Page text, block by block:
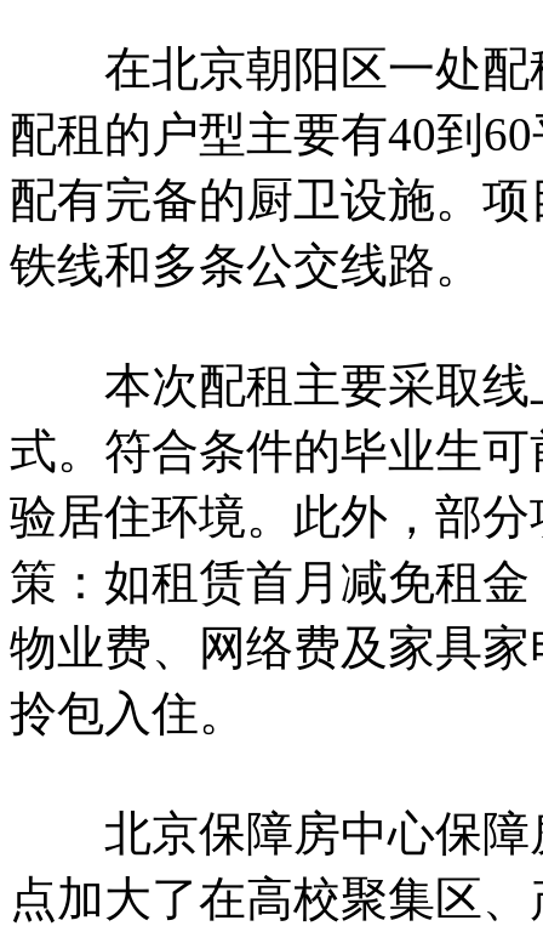
在北京朝阳区一处配
配租的户型主要有40到
配有完备的厨卫设施。
铁线和多条公交线路。
本次配租主要采取线
式。符合条件的毕业生
验居住环境。此外，部
策：如租赁首月减免租
物业费、网络费及家具
拎包入住。
北京保障房中心保障
点加大了在高校聚集区